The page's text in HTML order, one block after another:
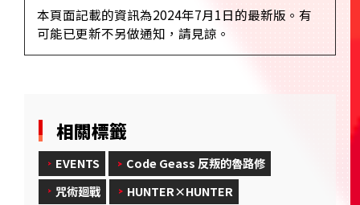
本頁面記載的資訊為2024年7月1日的最新版。有
可能已更新不另做通知，請見諒。
相關標籤
EVENTS
Code Geass 反叛的魯路修
咒術廻戰
HUNTER×HUNTER